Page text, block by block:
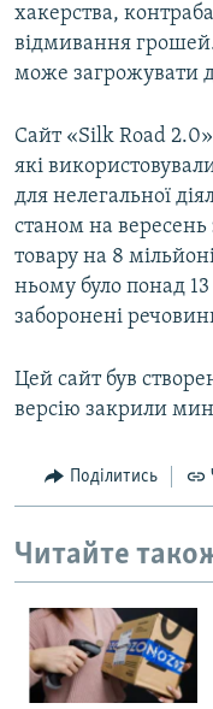
хакерства,
відмивання
може загрожувати
Сайт «Silk Road
які
для нелегальної
станом на вересень
товару на 8
ньому було понад
заборонені
Цей сайт був
версію закрили
Поділитись
Читайте